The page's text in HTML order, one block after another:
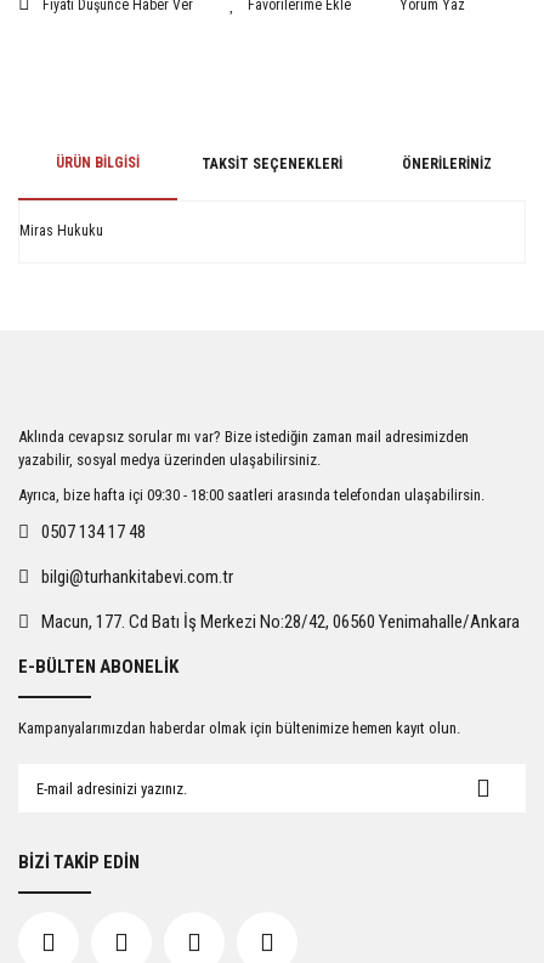
Fiyatı Düşünce Haber Ver Yorum Yaz
ÜRÜN BILGISI TAKSIT SEÇENEKLERI ÖNERILERINIZ
Miras Hukuku
Ürün açıklamasında eksik bilgiler bulunuyor.
Ürün bilgilerinde hatalar bulunuyor.
Ürün fiyatı diğer sitelerden daha pahalı.
Gönder
Aklında cevapsız sorular mı var? Bize istediğin zaman mail adresimizden
yazabilir, sosyal medya üzerinden ulaşabilirsiniz.
Ayrıca, bize hafta içi 09:30 - 18:00 saatleri arasında telefondan ulaşabilirsin.
0507 134 17 48
bilgi@turhankitabevi.com.tr
Macun, 177. Cd Batı İş Merkezi No:28/42, 06560 Yenimahalle/Ankara
E-BÜLTEN ABONELİK
Kampanyalarımızdan haberdar olmak için bültenimize hemen kayıt olun.
BİZİ TAKİP EDİN